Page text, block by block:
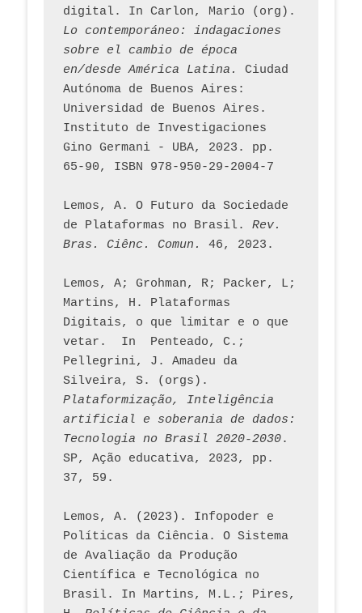
Lo contemporáneo: indagaciones
sobre el cambio de época
en/desde América Latina.
Ciudad
Autónoma de Buenos Aires:
Universidad de Buenos Aires.
Instituto de Investigaciones
Gino Germani - UBA, 2023. pp.
65-90, ISBN 978-950-29-2004-7
Lemos, A. O Futuro da Sociedade
de Plataformas no Brasil. Rev.
Bras. Ciênc. Comun.
Lemos, A; Grohman, R; Packer, L;
Martins, H. Plataformas
Digitais, o que limitar e o que
vetar.  In  Penteado, C.;
Pellegrini, J. Amadeu da
Plataformização, Inteligência
artificial e soberania de dados:
Tecnologia no Brasil 2020-2030.
SP, Ação educativa, 2023, pp.
37, 59.
Lemos, A. (2023). Infopoder e
Políticas da Ciência. O Sistema
de Avaliação da Produção
Científica e Tecnológica no
Brasil. In Martins, M.L.; Pires,